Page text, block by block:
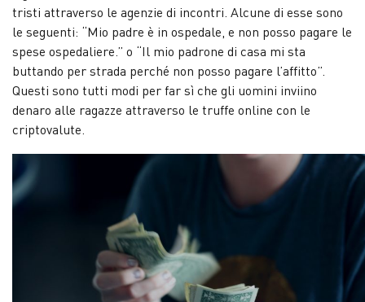
tristi attraverso le agenzie di incontri. Alcune di esse sono
le seguenti: “Mio padre è in ospedale, e non posso pagare le
spese ospedaliere.” o “Il mio padrone di casa mi sta
buttando per strada perché non posso pagare l’affitto”.
Questi sono tutti modi per far sì che gli uomini inviino
denaro alle ragazze attraverso le truffe online con le
criptovalute.